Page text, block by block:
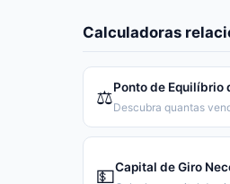
Calculadoras
⚖️Ponto de Equilíbrio
💵Capital de Giro